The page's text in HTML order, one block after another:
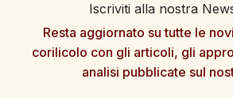
Iscriviti alla nostra
Resta aggiornato su tutte le
corilicolo con gli articoli, gli
analisi pubblicate sul